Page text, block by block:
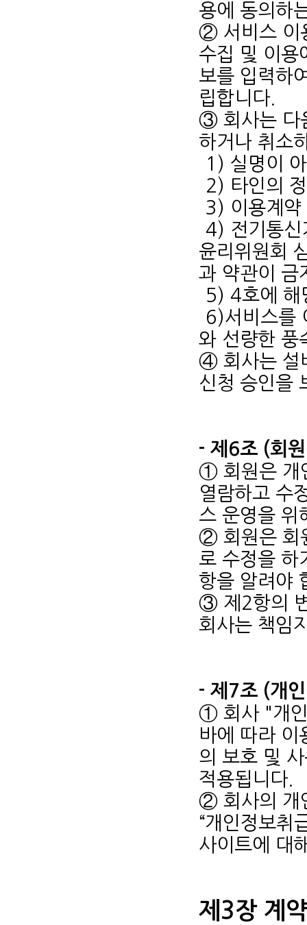
용에 동의하
② 서비스 이
수집 및 이용
보를 입력하
립합니다.
③ 회사는 다
하거나 취소
1) 실명이
2) 타인의
3) 이용계약
4) 전기통신
윤리위원회
과 약관이 금
5) 4호에 해
6)서비스를
와 선량한 풍
④ 회사는 설
신청 승인을
- 제6조 (회
① 회원은 개
열람하고 수
스 운영을 위
② 회원은 회
로 수정을 하
항을 알려야
③ 제2항의
회사는 책임
- 제7조 (개
① 회사 "개인
바에 따라 이
의 보호 및
적용됩니다.
② 회사의 개
“개인정보취
사이트에 대
제3장 계